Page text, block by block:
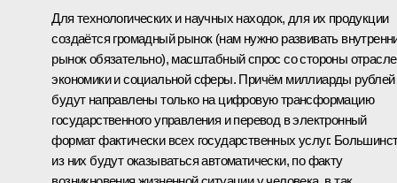
Для технологических и научных находок, для их продукции
создаётся громадный рынок (нам нужно развивать
рынок обязательно), масштабный спрос со стороны
экономики и социальной сферы. Причём миллиарды рублей
будут направлены только на цифровую трансформацию
государственного управления и перевод в электронный
формат фактически всех государственных услуг.
из них будут оказываться автоматически, по факту